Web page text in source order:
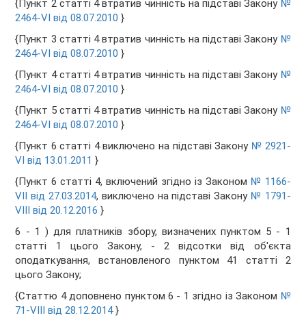
{Пункт 2 статті 4 втратив чинність на підставі Закону №
2464-VI від 08.07.2010 }
{Пункт 3 статті 4 втратив чинність на підставі Закону №
2464-VI від 08.07.2010 }
{Пункт 4 статті 4 втратив чинність на підставі Закону №
2464-VI від 08.07.2010 }
{Пункт 5 статті 4 втратив чинність на підставі Закону №
2464-VI від 08.07.2010 }
{Пункт 6 статті 4 виключено на підставі Закону № 2921-
VI від 13.01.2011 }
{Пункт 6 статті 4, включений згідно із Законом № 1166-
VII від 27.03.2014, виключено на підставі Закону № 1791-
VIII від 20.12.2016 }
6 - 1 ) для платників збору, визначених пунктом 5 - 1
статті 1 цього Закону, - 2 відсотки від об'єкта
оподаткування, встановленого пунктом 41 статті 2
цього Закону;
{Статтю 4 доповнено пунктом 6 - 1 згідно із Законом №
71-VIII від 28.12.2014}